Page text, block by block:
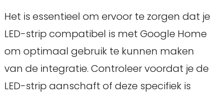
Het is essentieel om ervoor te zorgen dat je
LED-strip compatibel is met Google Home
om optimaal gebruik te kunnen maken
van de integratie. Controleer voordat je de
LED-strip aanschaft of deze specifiek is